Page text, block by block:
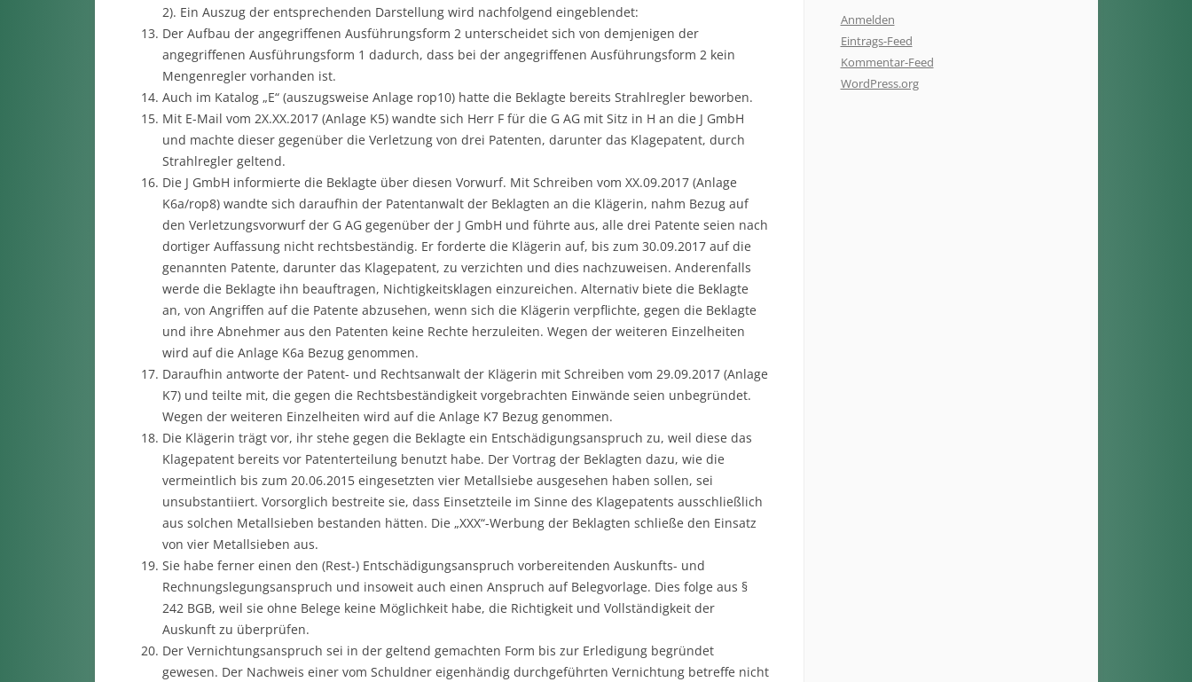
2). Ein Auszug der entsprechenden Darstellung wird nachfolgend eingeblendet:
Der Aufbau der angegriffenen Ausführungsform 2 unterscheidet sich von demjenigen der
angegriffenen Ausführungsform 1 dadurch, dass bei der angegriffenen Ausführungsform 2 kein
Mengenregler vorhanden ist.
Auch im Katalog „E“ (auszugsweise Anlage rop10) hatte die Beklagte bereits Strahlregler beworben.
Mit E-Mail vom 2X.XX.2017 (Anlage K5) wandte sich Herr F für die G AG mit Sitz in H an die J GmbH
und machte dieser gegenüber die Verletzung von drei Patenten, darunter das Klagepatent, durch
Strahlregler geltend.
Die J GmbH informierte die Beklagte über diesen Vorwurf. Mit Schreiben vom XX.09.2017 (Anlage
K6a/rop8) wandte sich daraufhin der Patentanwalt der Beklagten an die Klägerin, nahm Bezug auf
den Verletzungsvorwurf der G AG gegenüber der J GmbH und führte aus, alle drei Patente seien nach
dortiger Auffassung nicht rechtsbeständig. Er forderte die Klägerin auf, bis zum 30.09.2017 auf die
genannten Patente, darunter das Klagepatent, zu verzichten und dies nachzuweisen. Anderenfalls
werde die Beklagte ihn beauftragen, Nichtigkeitsklagen einzureichen. Alternativ biete die Beklagte
an, von Angriffen auf die Patente abzusehen, wenn sich die Klägerin verpflichte, gegen die Beklagte
und ihre Abnehmer aus den Patenten keine Rechte herzuleiten. Wegen der weiteren Einzelheiten
wird auf die Anlage K6a Bezug genommen.
Daraufhin antworte der Patent- und Rechtsanwalt der Klägerin mit Schreiben vom 29.09.2017 (Anlage
K7) und teilte mit, die gegen die Rechtsbeständigkeit vorgebrachten Einwände seien unbegründet.
Wegen der weiteren Einzelheiten wird auf die Anlage K7 Bezug genommen.
Die Klägerin trägt vor, ihr stehe gegen die Beklagte ein Entschädigungsanspruch zu, weil diese das
Klagepatent bereits vor Patenterteilung benutzt habe. Der Vortrag der Beklagten dazu, wie die
vermeintlich bis zum 20.06.2015 eingesetzten vier Metallsiebe ausgesehen haben sollen, sei
unsubstantiiert. Vorsorglich bestreite sie, dass Einsetzteile im Sinne des Klagepatents ausschließlich
aus solchen Metallsieben bestanden hätten. Die „XXX“-Werbung der Beklagten schließe den Einsatz
von vier Metallsieben aus.
Sie habe ferner einen den (Rest-) Entschädigungsanspruch vorbereitenden Auskunfts- und
Rechnungslegungsanspruch und insoweit auch einen Anspruch auf Belegvorlage. Dies folge aus §
242 BGB, weil sie ohne Belege keine Möglichkeit habe, die Richtigkeit und Vollständigkeit der
Auskunft zu überprüfen.
Der Vernichtungsanspruch sei in der geltend gemachten Form bis zur Erledigung begründet
gewesen. Der Nachweis einer vom Schuldner eigenhändig durchgeführten Vernichtung betreffe nicht
Anmelden
Eintrags-Feed
Kommentar-Feed
WordPress.org